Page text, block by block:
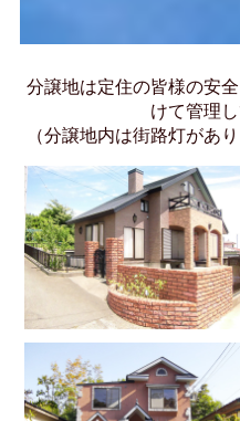
分譲地は定住の皆様の安
けて管理し
（分譲地内は街路灯があ